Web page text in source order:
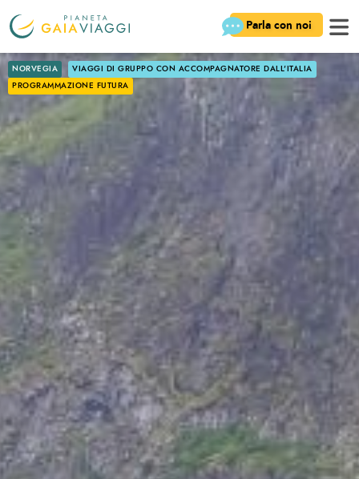
Parla con noi
NORVEGIA
VIAGGI DI GRUPPO CON ACCOMPAGNATORE DALL'ITALIA
PROGRAMMAZIONE FUTURA